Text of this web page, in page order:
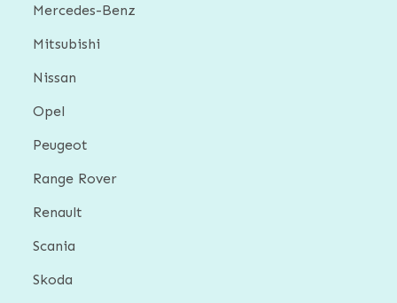
Mercedes-Benz
Mitsubishi
Nissan
Opel
Peugeot
Range Rover
Renault
Scania
Skoda